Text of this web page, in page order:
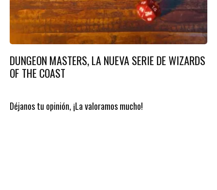
DUNGEON MASTERS, LA NUEVA SERIE DE WIZARDS
OF THE COAST
Déjanos tu opinión, ¡La valoramos mucho!